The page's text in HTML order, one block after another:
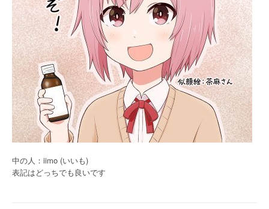
中の人：iimo (いいも)
表記はどっちでも良いです